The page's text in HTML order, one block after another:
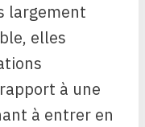
largement
elles
à une
à entrer en